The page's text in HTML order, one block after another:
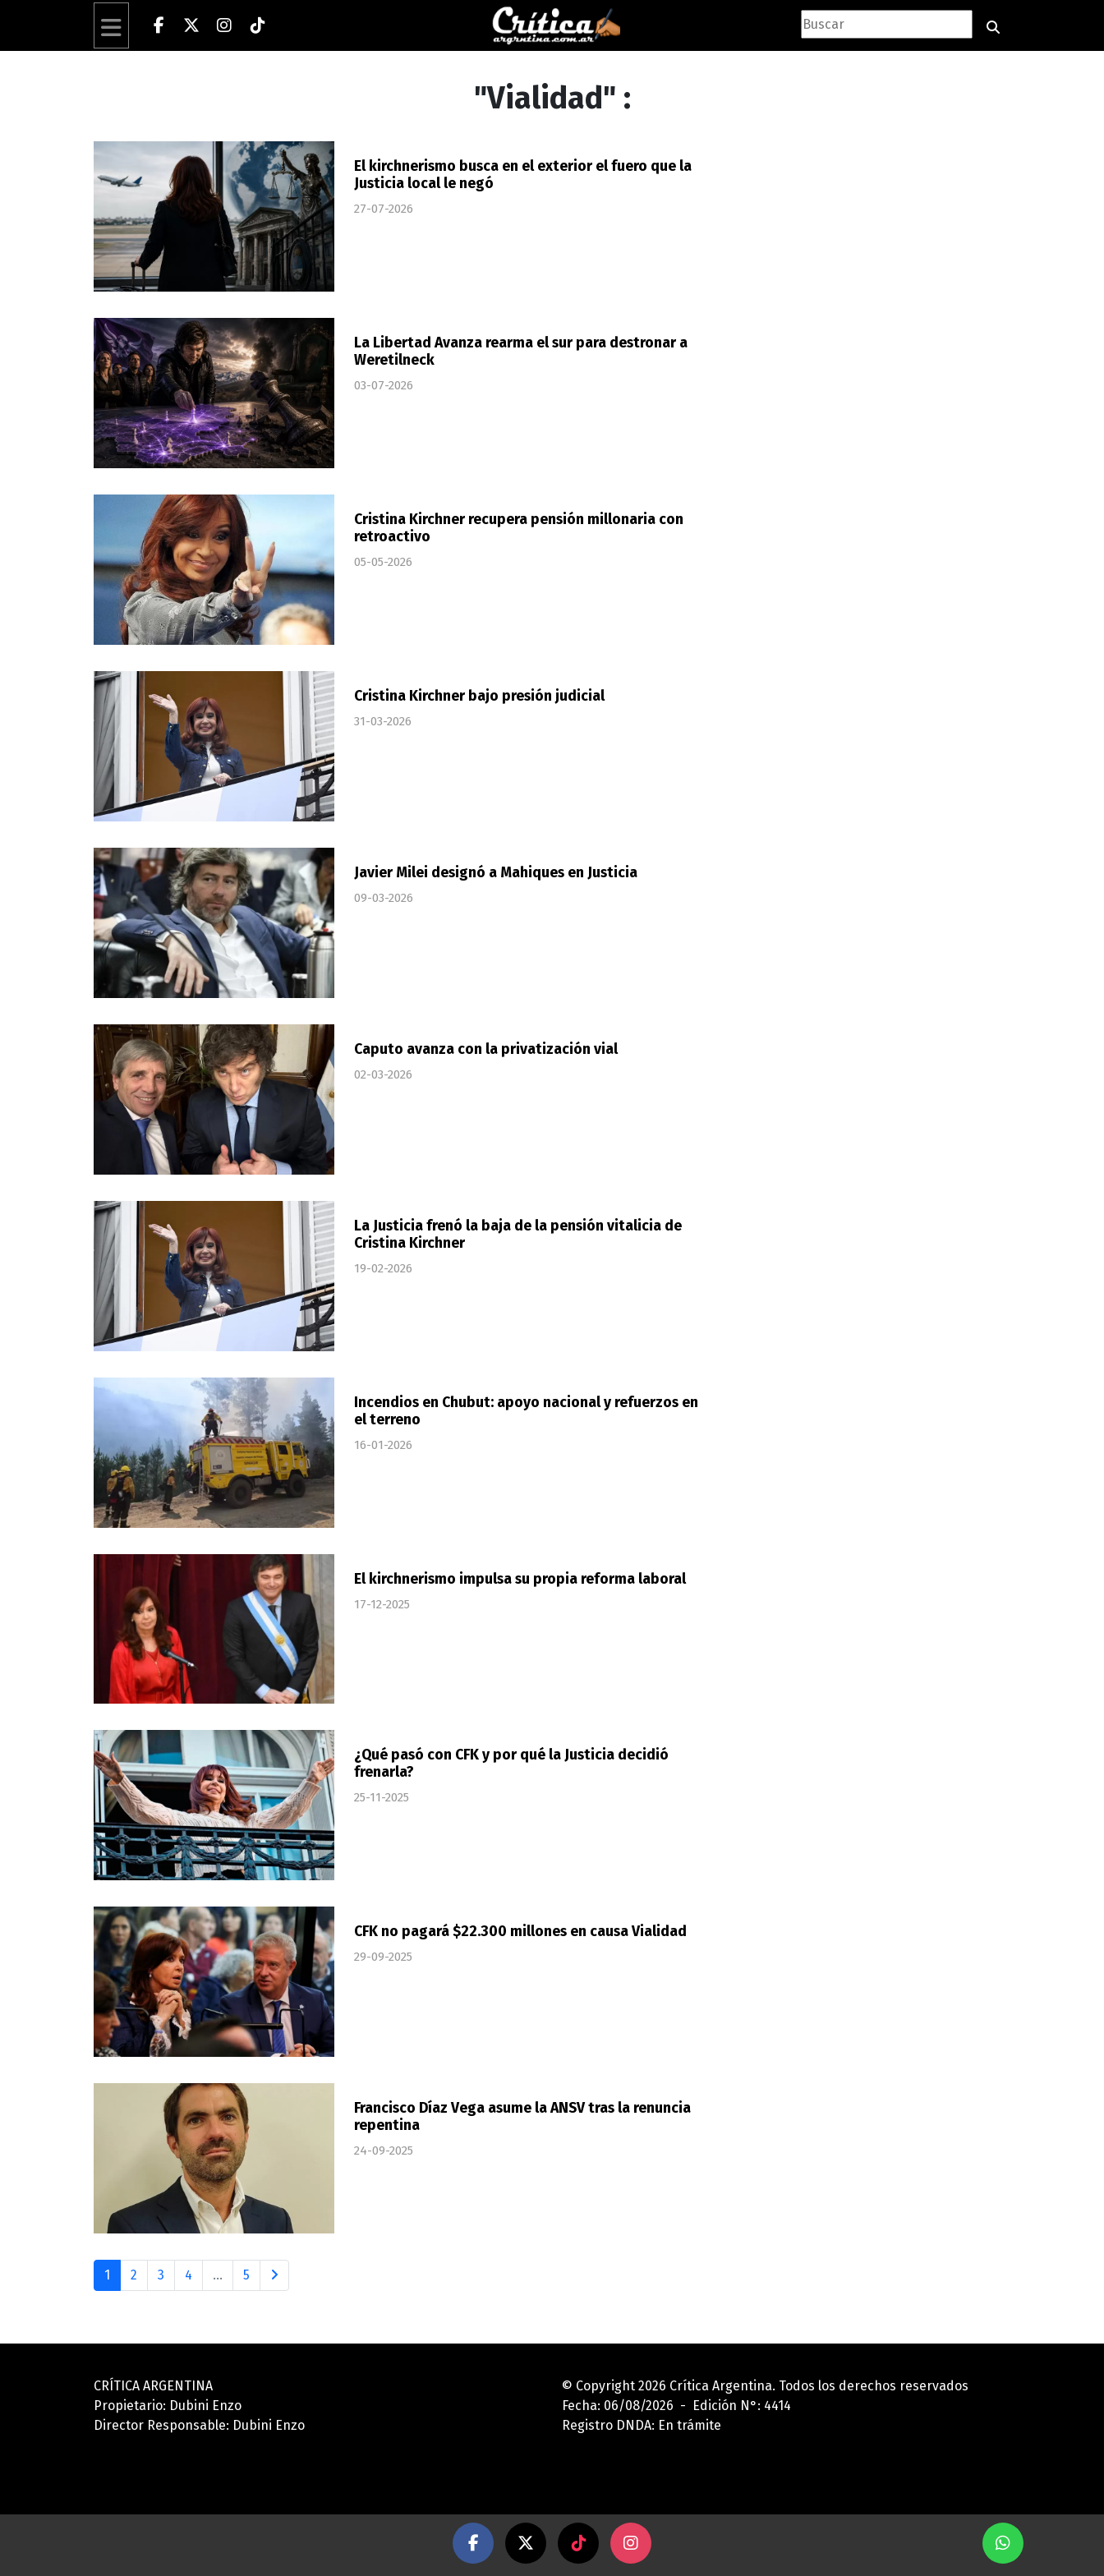
"Vialidad" :
El kirchnerismo busca en el exterior el fuero que la
Justicia local le negó
27-07-2026
La Libertad Avanza rearma el sur para destronar a
Weretilneck
03-07-2026
Cristina Kirchner recupera pensión millonaria con
retroactivo
05-05-2026
Cristina Kirchner bajo presión judicial
31-03-2026
Javier Milei designó a Mahiques en Justicia
09-03-2026
Caputo avanza con la privatización vial
02-03-2026
La Justicia frenó la baja de la pensión vitalicia de
Cristina Kirchner
19-02-2026
Incendios en Chubut: apoyo nacional y refuerzos en
el terreno
16-01-2026
El kirchnerismo impulsa su propia reforma laboral
17-12-2025
¿Qué pasó con CFK y por qué la Justicia decidió
frenarla?
25-11-2025
CFK no pagará $22.300 millones en causa Vialidad
29-09-2025
Francisco Díaz Vega asume la ANSV tras la renuncia
repentina
24-09-2025
1 2 3 4 ... 5
CRÍTICA ARGENTINA
Propietario: Dubini Enzo
Director Responsable: Dubini Enzo
© Copyright 2026 Crítica Argentina. Todos los derechos reservados
Fecha: 06/08/2026 - Edición N°: 4414
Registro DNDA: En trámite